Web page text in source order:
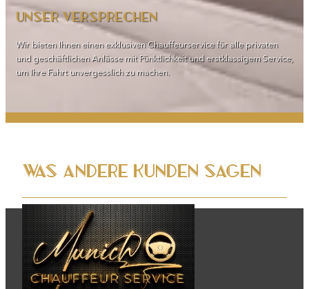
Unser Versprechen
Wir bieten Ihnen einen exklusiven Chauffeurservice für alle privaten
und geschäftlichen Anlässe mit Pünktlichkeit und erstklassigem Service,
um Ihre Fahrt unvergesslich zu machen.
Was andere Kunden sagen